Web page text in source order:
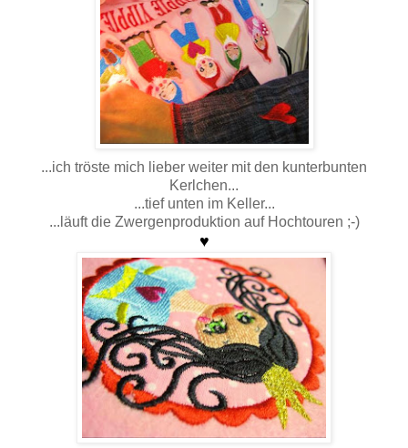
...ich tröste mich lieber weiter mit den kunterbunten
Kerlchen...
...tief unten im Keller...
...läuft die Zwergenproduktion auf Hochtouren ;-)
♥